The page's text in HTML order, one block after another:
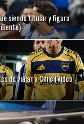
siendo titular y figura
de viajar a Chile (Video